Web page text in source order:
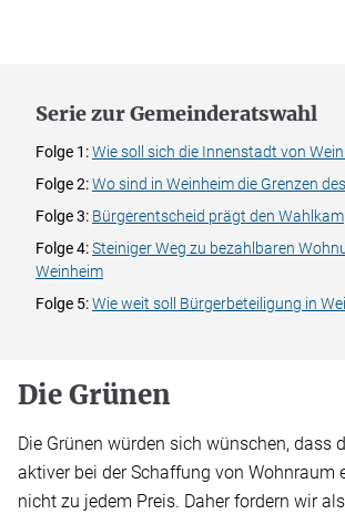
Serie zur Gemeinderatswahl
Folge 1:Wie soll sich die Innenstadt von
Folge 2:Wo sind in Weinheim die Grenzen
Folge 3: Bürgerentscheid prägt den
Folge 4:Steiniger Weg zu bezahlbaren
Weinheim
Folge 5:Wie weit soll Bürgerbeteiligung in
Die Grünen
Die Grünen würden sich wünschen, dass
aktiver bei der Schaffung von Wohnraum
nicht zu jedem Preis. Daher fordern wir